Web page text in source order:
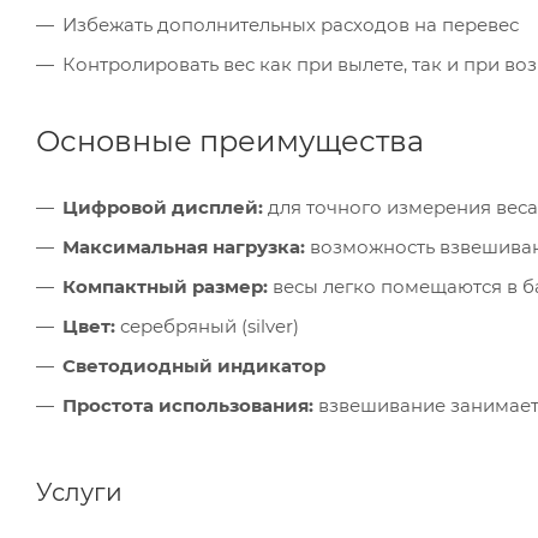
Избежать дополнительных расходов на перевес
Контролировать вес как при вылете, так и при
Основные преимущества
Цифровой дисплей: для точного измерения веса
Максимальная нагрузка: возможность
Компактный размер: весы легко помещаются в
Цвет: серебряный (silver)
Светодиодный индикатор
Простота использования: взвешивание
Услуги